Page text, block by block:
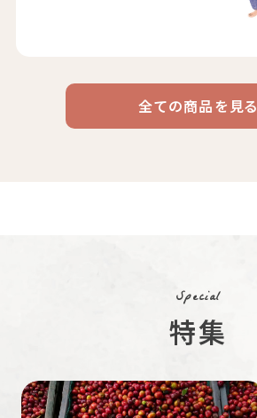
コーヒー
リキッド
コーヒー
すてきな道
具
生活雑貨
ケニア
ブラジル
全ての商品を見る
Special
特集